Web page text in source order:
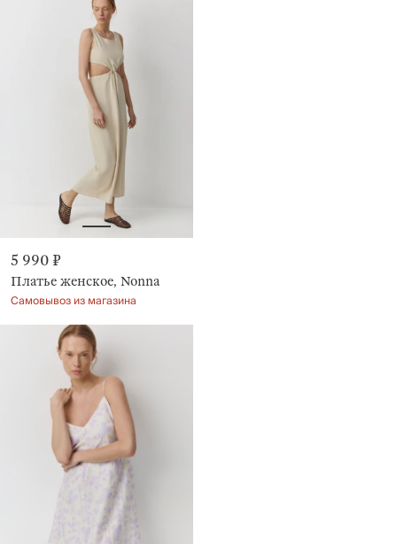
5 990 ₽
Платье женское, Nonna
Самовывоз из магазина